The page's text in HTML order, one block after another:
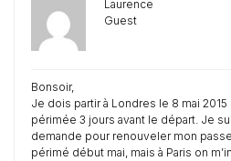
Laurence
Guest
Bonsoir,
Je dois partir à Londres le 8 mai
périmée 3 jours avant le départ. Je
demande pour renouveler mon
périmé début mai, mais à Paris on